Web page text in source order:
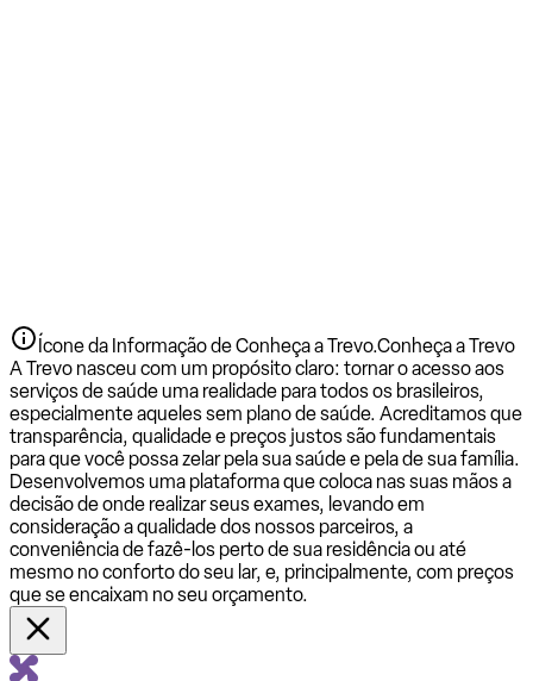
Ícone da Informação de Conheça a Trevo.Conheça a Trevo
A Trevo nasceu com um propósito claro: tornar o acesso aos
serviços de saúde uma realidade para todos os brasileiros,
especialmente aqueles sem plano de saúde. Acreditamos que
transparência, qualidade e preços justos são fundamentais
para que você possa zelar pela sua saúde e pela de sua família.
Desenvolvemos uma plataforma que coloca nas suas mãos a
decisão de onde realizar seus exames, levando em
consideração a qualidade dos nossos parceiros, a
conveniência de fazê-los perto de sua residência ou até
mesmo no conforto do seu lar, e, principalmente, com preços
que se encaixam no seu orçamento.